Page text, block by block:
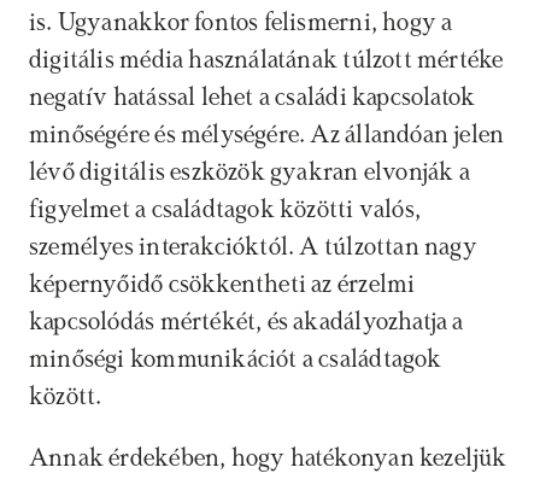
is. Ugyanakkor fontos felismerni, hogy a
digitális média használatának túlzott mértéke
negatív hatással lehet a családi kapcsolatok
minőségére és mélységére. Az állandóan jelen
lévő digitális eszközök gyakran elvonják a
figyelmet a családtagok közötti valós,
személyes interakcióktól. A túlzottan nagy
képernyőidő csökkentheti az érzelmi
kapcsolódás mértékét, és akadályozhatja a
minőségi kommunikációt a családtagok
között.
Annak érdekében, hogy hatékonyan kezeljük